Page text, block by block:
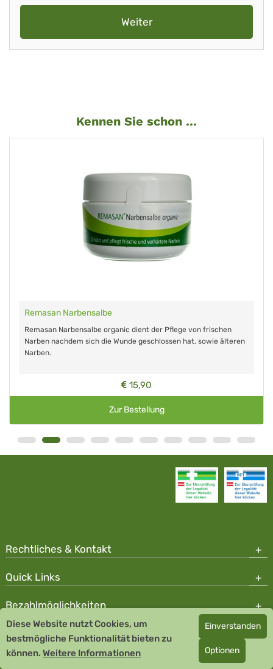
Weiter
Kennen Sie schon ...
Remasan Narbensalbe
Remasan Narbensalbe organic dient der Pflege von frischen
Narben nachdem sich die Wunde geschlossen hat, sowie älteren
Narben.
15,90
Zur Bestellung
Rechtliches & Kontakt
Quick Links
Bezahlmöglichkeiten
Copyright © 2026 Team Santé Salvator Apotheke - GDP zertifiziert
Remedia Homöopathie GmbH GMP zertifizierter Arzneihersteller
Diese Website nutzt Cookies, um
bestmögliche Funktionalität bieten zu
können. Weitere Informationen
Einverstanden
Optionen